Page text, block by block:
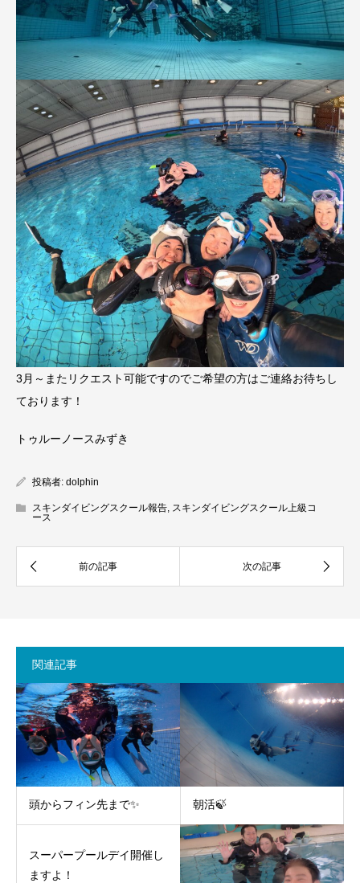
3月～またリクエスト可能ですのでご希望の方はご連絡お待ちし
ております！
トゥルーノースみずき
投稿者: dolphin
スキンダイビングスクール報告 スキンダイビングスクール上級コ
ース
関連記事
頭からフィン先まで✨ 朝活🍃
スーパープールデイ開催し
ますよ！